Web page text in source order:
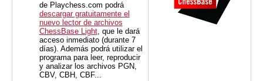
de Playchess.com podrá
descargar gratuitamente el
nuevo lector de archivos
ChessBase Light, que le dará
acceso inmediato (durante 7
días). Además podrá utilizar el
programa para leer, reproducir
y analizar los archivos PGN,
CBV, CBH, CBF...